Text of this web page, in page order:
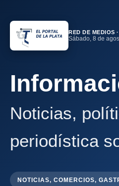
RED DE MEDIOS
Sábado, 8 de
Noticias,
periodística
NOTICIAS, COMERCIOS,